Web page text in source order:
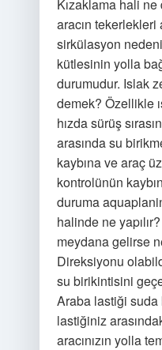
Kızaklama hali
aracın tekerlekleri
sirkülasyon
kütlesinin yolla
durumudur. Islak
demek? Özellikle
hızda sürüş
arasında su
kaybına ve araç
kontrolünün
duruma
halinde ne
meydana gelirse
Direksiyonu
su birikintisini
Araba lastiği suda
lastiğiniz
aracınızın yolla